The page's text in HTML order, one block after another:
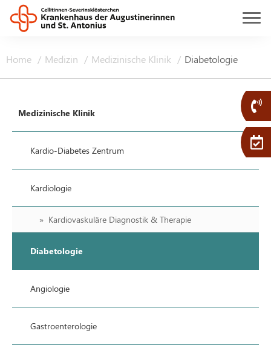
Home Medizin Medizinische Klinik Diabetologie
Medizinische Klinik
Kardio-Diabetes Zentrum
Kardiologie
Kardiovaskuläre Diagnostik & Therapie
Diabetologie
Angiologie
Gastroenterologie